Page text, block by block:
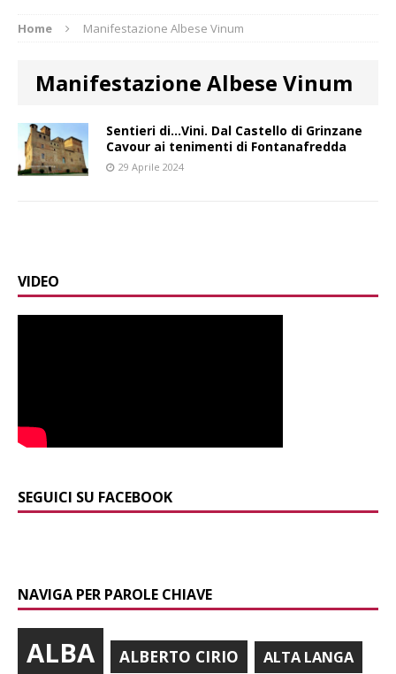
Home Manifestazione Albese Vinum
Manifestazione Albese Vinum
Sentieri di…Vini. Dal Castello di Grinzane
Cavour ai tenimenti di Fontanafredda
29 Aprile 2024
VIDEO
SEGUICI SU FACEBOOK
NAVIGA PER PAROLE CHIAVE
ALBA ALBERTO CIRIO ALTA LANGA